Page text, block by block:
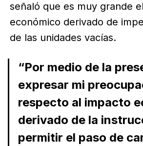
señaló que es muy grande
económico derivado de
de las unidades vacías.
“Por medio de la
expresar mi
respecto al impacto
derivado de la
permitir el paso de